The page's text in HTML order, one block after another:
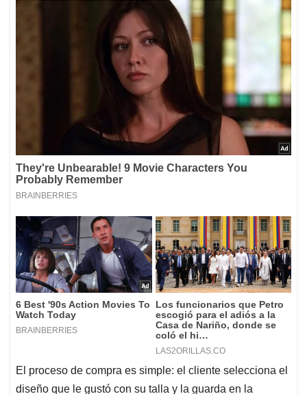
El proceso de compra es simple: el cliente selecciona el
diseño que le gustó con su talla y la guarda en la